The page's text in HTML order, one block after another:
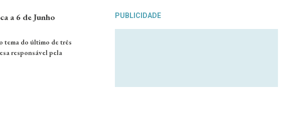
a 6 de Junho
tema do último de três
responsável pela
PUBLICIDADE